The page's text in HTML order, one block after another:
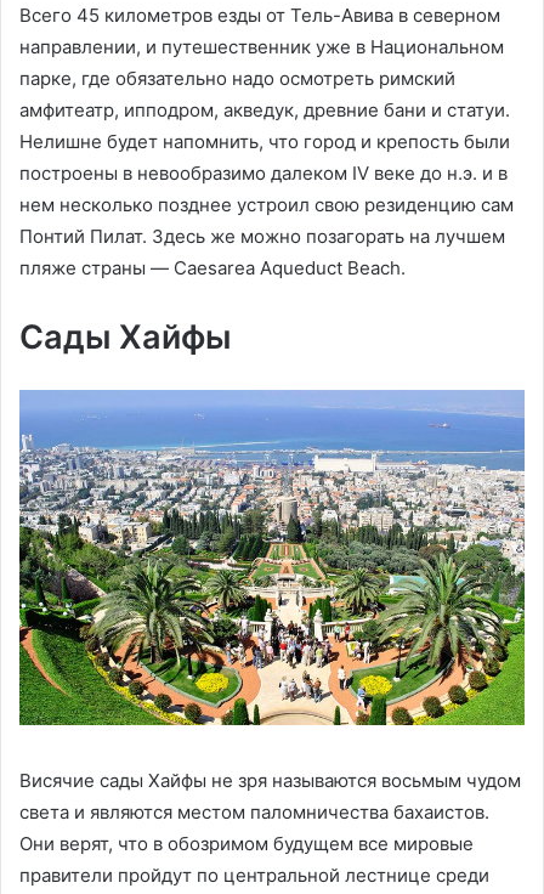
Всего 45 километров езды от Тель-Авива в северном
направлении, и путешественник уже в Национальном
парке, где обязательно надо осмотреть римский
амфитеатр, ипподром, акведук, древние бани и статуи.
Нелишне будет напомнить, что город и крепость были
построены в невообразимо далеком IV веке до н.э. и в
нем несколько позднее устроил свою резиденцию сам
Понтий Пилат. Здесь же можно позагорать на лучшем
пляже страны — Caesarea Aqueduct Beach.
Сады Хайфы
Висячие сады Хайфы не зря называются восьмым чудом
света и являются местом паломничества бахаистов.
Они верят, что в обозримом будущем все мировые
правители пройдут по центральной лестнице среди